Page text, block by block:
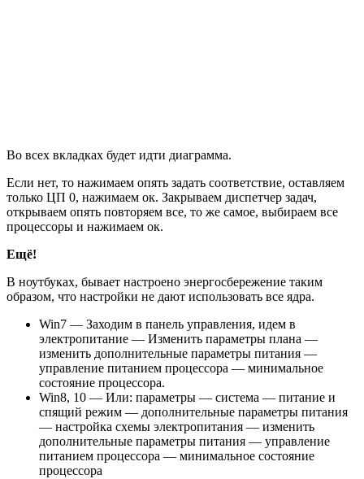
Во всех вкладках будет идти диаграмма.
Если нет, то нажимаем опять задать соответствие, оставляем
только ЦП 0, нажимаем ок. Закрываем диспетчер задач,
открываем опять повторяем все, то же самое, выбираем все
процессоры и нажимаем ок.
Ещё!
В ноутбуках, бывает настроено энергосбережение таким
образом, что настройки не дают использовать все ядра.
Win7 — Заходим в панель управления, идем в
электропитание — Изменить параметры плана —
изменить дополнительные параметры питания —
управление питанием процессора — минимальное
состояние процессора.
Win8, 10 — Или: параметры — система — питание и
спящий режим — дополнительные параметры питания
— настройка схемы электропитания — изменить
дополнительные параметры питания — управление
питанием процессора — минимальное состояние
процессора